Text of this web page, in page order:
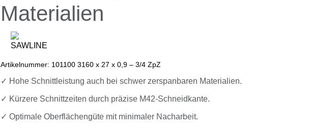
Materialien
Artikelnummer: 101100 3160 x 27 x 0,9 – 3/4 ZpZ
✓ Hohe Schnittleistung auch bei schwer zerspanbaren Materialien.
✓ Kürzere Schnittzeiten durch präzise M42-Schneidkante.
✓ Optimale Oberflächengüte mit minimaler Nacharbeit.